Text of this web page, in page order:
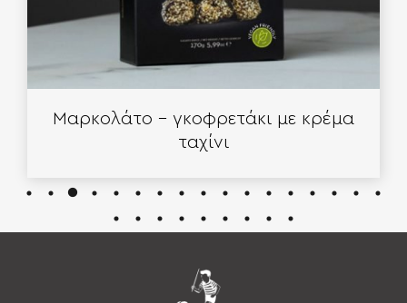
Μαρκολάτο – γκοφρετάκι με κρέμα
ταχίνι